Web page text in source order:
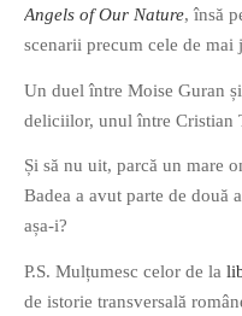
Download 101 Movie
PRIETENI APROPIATI
PRIETENI DIN AFARA BRESLEI
Vreau-schimbare.ro
Angels of Our Nature, însă
scenarii precum cele de mai
Un duel între Moise Guran
deliciilor, unul între Cristian
Și să nu uit, parcă un mare
Badea a avut parte de două
așa-i?
P.S. Mulțumesc celor de la
de istorie transversală